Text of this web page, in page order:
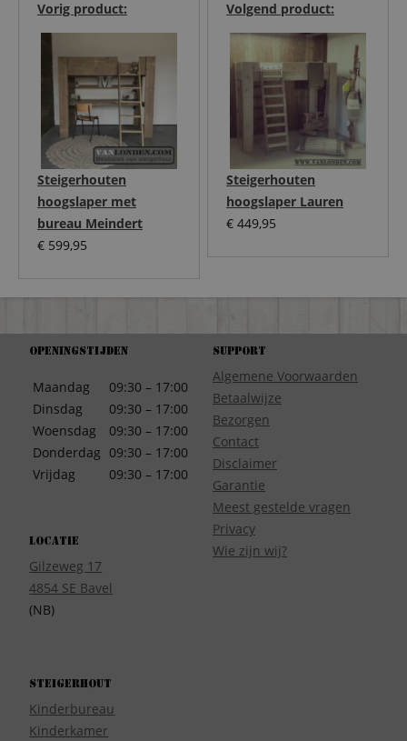
Volgend product:
Steigerhouten
hoogslaper Lauren
€ 449,95
Vorig product:
Steigerhouten
hoogslaper met
bureau Meindert
€ 599,95
Openingstijden
Maandag
Dinsdag
Woensdag
Donderdag
Vrijdag
09:30 – 17:00
09:30 – 17:00
09:30 – 17:00
09:30 – 17:00
09:30 – 17:00
Locatie
Gilzeweg 17
4854 SE Bavel
(NB)
Support
Algemene Voorwaarden
Betaalwijze
Bezorgen
Contact
Disclaimer
Garantie
Meest gestelde vragen
Privacy
Wie zijn wij?
Steigerhout
Kinderbureau
Kinderkamer